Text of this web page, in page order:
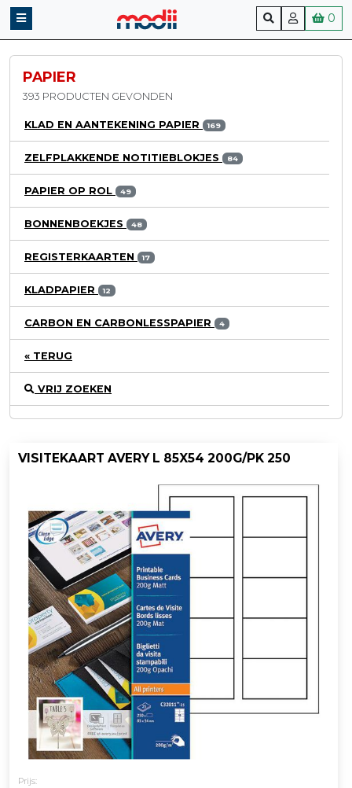
0
PAPIER
393 PRODUCTEN GEVONDEN
KLAD EN AANTEKENING PAPIER 169
ZELFPLAKKENDE NOTITIEBLOKJES 84
PAPIER OP ROL 49
BONNENBOEKJES 48
REGISTERKAARTEN 17
KLADPAPIER 12
CARBON EN CARBONLESSPAPIER 4
« TERUG
VRIJ ZOEKEN
VISITEKAART AVERY L 85X54 200G/PK 250
Prijs: